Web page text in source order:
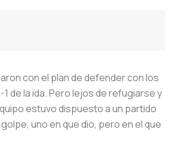
con el plan de defender con los
de la ida. Pero lejos de refugiarse y
estuvo dispuesto a un partido
uno en que dio, pero en el que